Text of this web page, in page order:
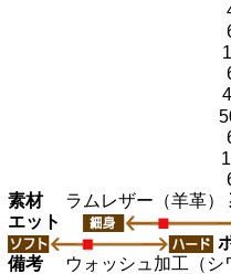
素材ラムレザー（羊革）
エット
備考 ウォッシュ加工（シ